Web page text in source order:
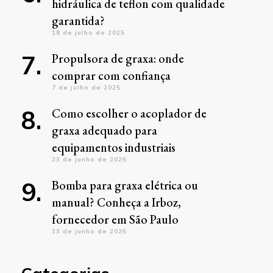
hidráulica de teflon com qualidade
garantida?
18 de julho de 2025
Propulsora de graxa: onde
comprar com confiança
7 de julho de 2025
Como escolher o acoplador de
graxa adequado para
equipamentos industriais
23 de junho de 2025
Bomba para graxa elétrica ou
manual? Conheça a Irboz,
fornecedor em São Paulo
13 de junho de 2025